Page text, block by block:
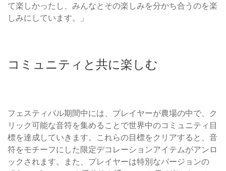
て楽しかったし、みんなとその楽しみを分かち合うのを楽
しみにしています。」
コミュニティと共に楽しむ
フェスティバル期間中には、プレイヤーが農場の中で、ク
リック可能な音符を集めることで世界中のコミュニティ目
標を達成していきます。これらの目標をクリアすると、音
符をモチーフにした限定デコレーションアイテムがアンロ
ックされます。また、プレイヤーは特別なバージョンの